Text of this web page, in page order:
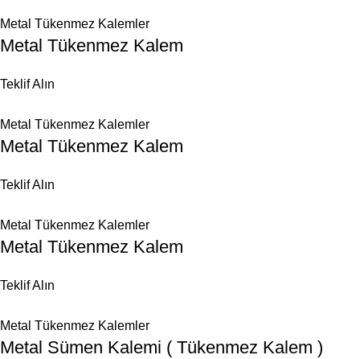
Metal Tükenmez Kalemler
Metal Tükenmez Kalem
Teklif Alın
Metal Tükenmez Kalemler
Metal Tükenmez Kalem
Teklif Alın
Metal Tükenmez Kalemler
Metal Tükenmez Kalem
Teklif Alın
Metal Tükenmez Kalemler
Metal Sümen Kalemi ( Tükenmez Kalem )